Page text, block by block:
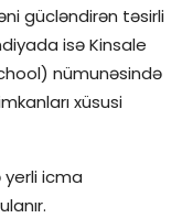
gücləndirən təsirli
isə Kinsale
nümunəsində
xüsusi
icma